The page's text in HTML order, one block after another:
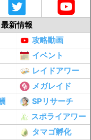
最新情報
攻略動画
イベント
レイドアワー
メガレイド
SPリサーチ
スポライアワー
タマゴ孵化